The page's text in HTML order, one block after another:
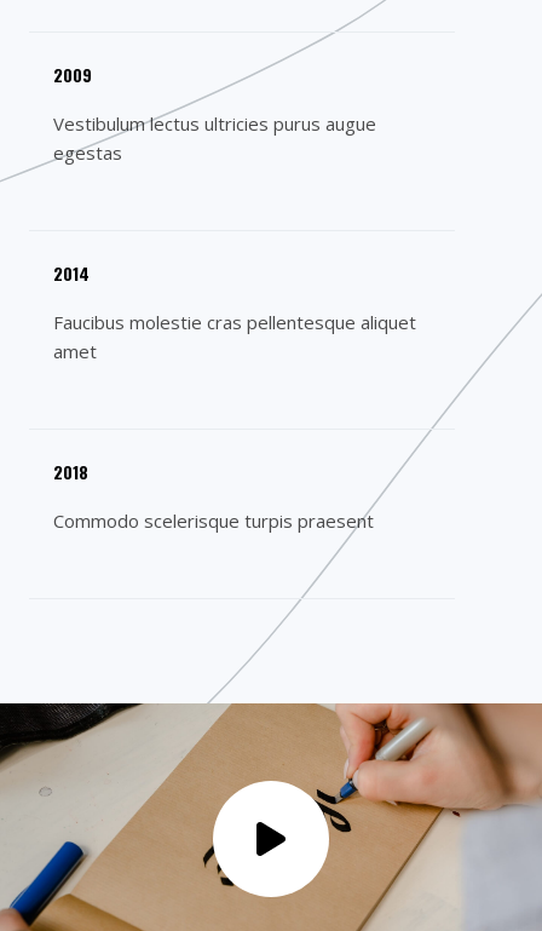
2009
Vestibulum lectus ultricies purus augue
egestas​
2014
Faucibus molestie cras pellentesque aliquet
amet​
2018
Commodo scelerisque turpis praesent​